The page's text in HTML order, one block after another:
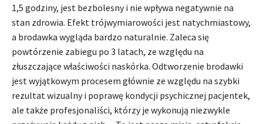
1,5 godziny, jest bezbolesny i nie wpływa negatywnie na
stan zdrowia. Efekt trójwymiarowości jest natychmiastowy,
a brodawka wygląda bardzo naturalnie. Zaleca się
powtórzenie zabiegu po 3 latach, ze względu na
złuszczające właściwości naskórka. Odtworzenie brodawki
jest wyjątkowym procesem głównie ze względu na szybki
rezultat wizualny i poprawę kondycji psychicznej pacjentek,
ale także profesjonaliści, którzy je wykonują niezwykle